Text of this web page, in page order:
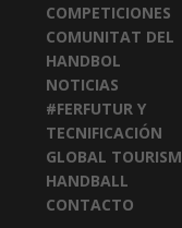
COMPETICIONES
COMUNITAT DEL
HANDBOL
NOTICIAS
#FERFUTUR Y
TECNIFICACIÓN
GLOBAL TOURISM
HANDBALL
CONTACTO